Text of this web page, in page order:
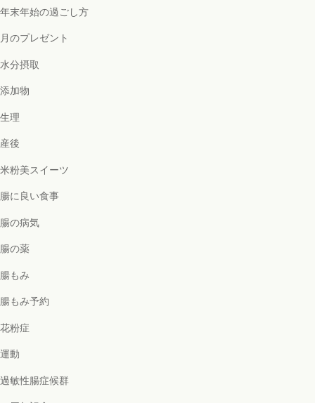
年末年始の過ごし方
月のプレゼント
水分摂取
添加物
生理
産後
米粉美スイーツ
腸に良い食事
腸の病気
腸の薬
腸もみ
腸もみ予約
花粉症
運動
過敏性腸症候群